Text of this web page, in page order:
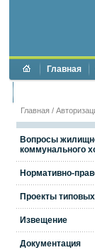
Главная
Главная /
Вопросы
коммунального
Нормативно-
Проекты
Извещение
Документация